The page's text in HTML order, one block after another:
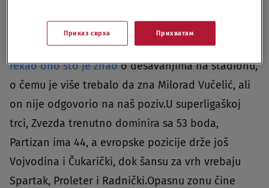
Vladimir Vuletić to učinio, iako se nalazio u
bolnici zbog vode u plućima.Za Nova.rs, Vuletić je
rekao ono što je znaoo dešavanjima na stadionu,
o čemu je više trebalo da zna Milorad Vučelić, ali
on nije odgovorio na naš poziv.U superligaškoj
trci, Zvezda trenutno dominira sa 53 boda,
Partizan ima 44, a evropske pozicije drže još
Vojvodina i Čukarički, dok šansu za vrh vrebaju
Spartak, Proleter i Radnički.Opasnu zonu čine
Приказ сврха Прихватам